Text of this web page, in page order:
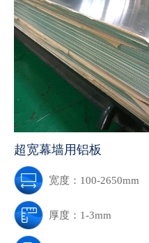
超宽幕墙用铝板
宽度：100-2650mm
厚度：1-3mm